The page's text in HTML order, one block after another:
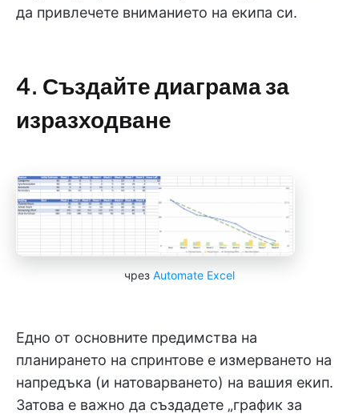
да привлечете вниманието на екипа си.
4. Създайте диаграма за
изразходване
чрез Automate Excel
Едно от основните предимства на
планирането на спринтове е измерването на
напредъка (и натоварването) на вашия екип.
Затова е важно да създадете „график за